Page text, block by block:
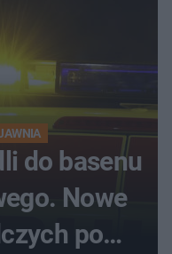
do basenu
Nowe
po